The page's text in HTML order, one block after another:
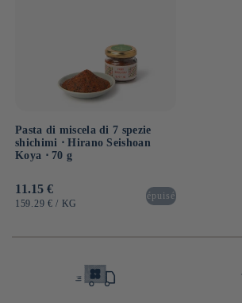
Pasta di miscela di 7 spezie
shichimi ⋅ Hirano Seishoan
Koya ⋅ 70 g
Prezzo
di
11.15 €
PREZZO
159.29 € / PER
KG
épuisé